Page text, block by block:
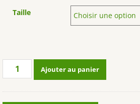
Taille
quantité
Ajouter au panier